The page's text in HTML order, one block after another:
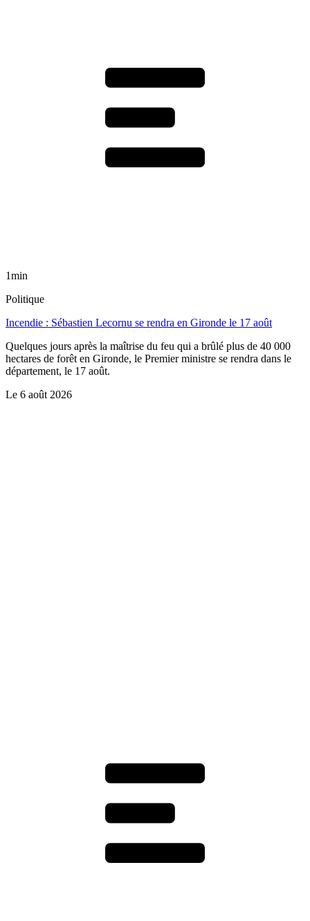
1min
Politique
Incendie : Sébastien Lecornu se rendra en Gironde le 17 août
Quelques jours après la maîtrise du feu qui a brûlé plus de 40 000
hectares de forêt en Gironde, le Premier ministre se rendra dans le
département, le 17 août.
Le 6 août 2026